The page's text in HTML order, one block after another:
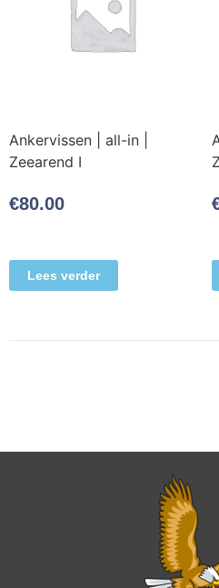
Ankervissen | all-in |
Zeearend I
€80.00
Lees verder